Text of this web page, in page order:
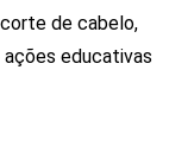
de cabelo,
educativas